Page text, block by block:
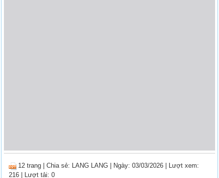
12 trang |Chia sẻ: LANG LANG | Ngày: 03/03/2026 | Lượt xem:
216 | Lượt tải: 0